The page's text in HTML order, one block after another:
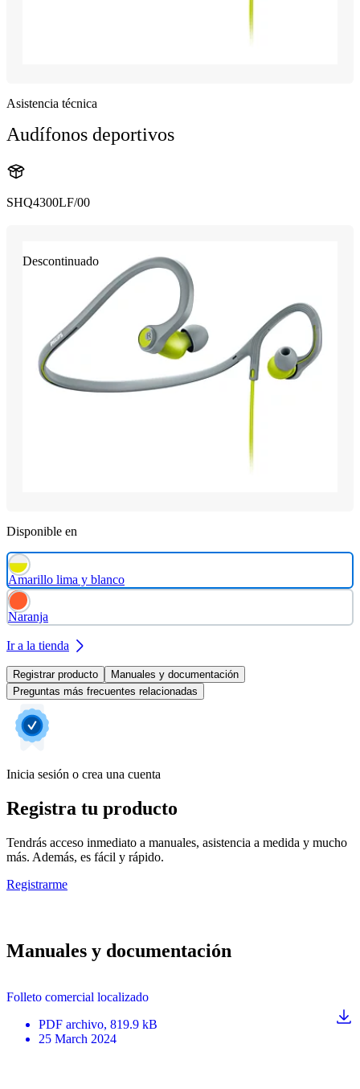
Asistencia técnica
Audífonos deportivos
SHQ4300LF/00
Descontinuado
Disponible en
Amarillo lima y blanco
Naranja
Ir a la tienda
Registrar producto
Manuales y documentación
Preguntas más frecuentes relacionadas
Inicia sesión o crea una cuenta
Registra tu producto
Tendrás acceso inmediato a manuales, asistencia a medida y mucho
más. Además, es fácil y rápido.
Registrarme
Manuales y documentación
Folleto comercial localizado
PDF archivo, 819.9 kB
25 March 2024